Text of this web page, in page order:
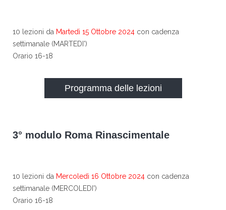
10 lezioni da Martedì 15 Ottobre 2024 con cadenza
settimanale (MARTEDI')
Orario 16-18
Programma delle lezioni
3° modulo Roma Rinascimentale
10 lezioni da Mercoledì 16 Ottobre 2024 con cadenza
settimanale (MERCOLEDI')
Orario 16-18